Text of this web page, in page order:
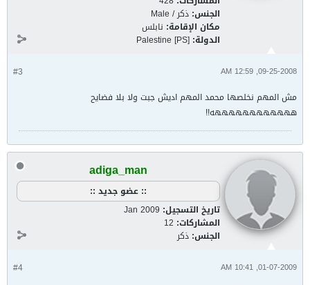
الجنس: ذكر / Male
مكان الإقامة: نابلس
الدولة: Palestine [PS]
#3 09-25-2008, 12:59 AM
مش المهم نخلصها محمد المهم اديش جبت ولا بلا فضايح
ههههههههههههه!!
adiga_man
:: عضو جديد ::
تاريخ التسجيل: Jan 2009
المشاركات: 12
الجنس: ذكر
#4 01-07-2009, 10:41 AM